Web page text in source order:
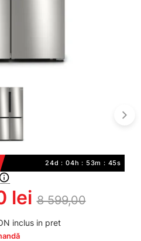
24d : 04h : 53m : 45s
lei 8 599,00
inclus in pret